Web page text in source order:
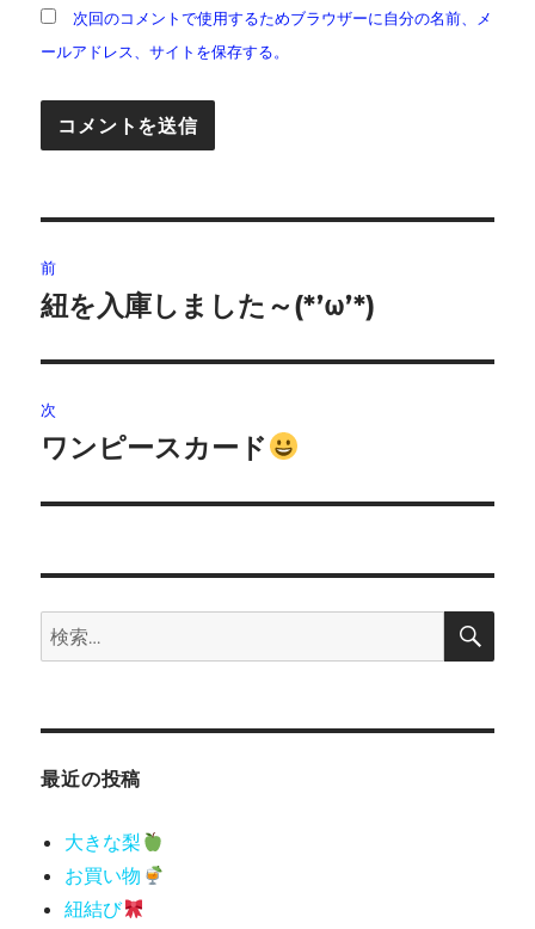
次回のコメントで使用するためブラウザーに自分の名前、メ
ールアドレス、サイトを保存する。
稿
ビ
ゲ
ー
ン
前
前
投
稿:
紐を入庫しました～(*’ω’*)
次
次
投
ワンピースカード
検
索:
検
最近の投稿
大きな梨
お買い物
紐結び